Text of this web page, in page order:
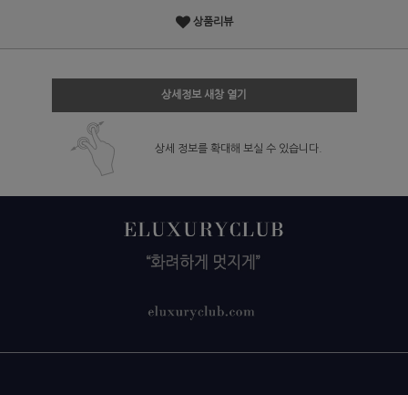
상품리뷰
상세정보 새창 열기
상세 정보를 확대해 보실 수 있습니다.